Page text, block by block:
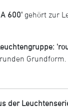
600' gehört zur
Grundform.
der